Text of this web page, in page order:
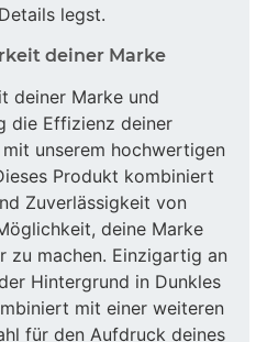
legst.
deiner Marke
deiner Marke und
die Effizienz deiner
unserem hochwertigen
Produkt kombiniert
Zuverlässigkeit von
deine Marke
zu machen. Einzigartig an
Hintergrund in Dunkles
mit einer weiteren
für den Aufdruck deines